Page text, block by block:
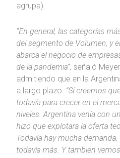
agrupa).
“En general, las categorías
del segmento de Volumen, y
abarca el negocio de
de la pandemia”, señaló
admitiendo que en la
a largo plazo. “Sí creemos
todavía para crecer en el
niveles. Argentina venía con
hizo que explotara la oferta
Todavía hay mucha
todavía más. Y también